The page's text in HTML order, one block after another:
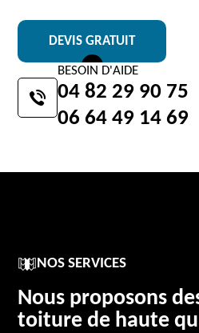
DEVIS GRATUIT
BESOIN D'AIDE
04 82 29 90 75
06 64 49 14 69
NOS SERVICES
Nous proposons
toiture de haute